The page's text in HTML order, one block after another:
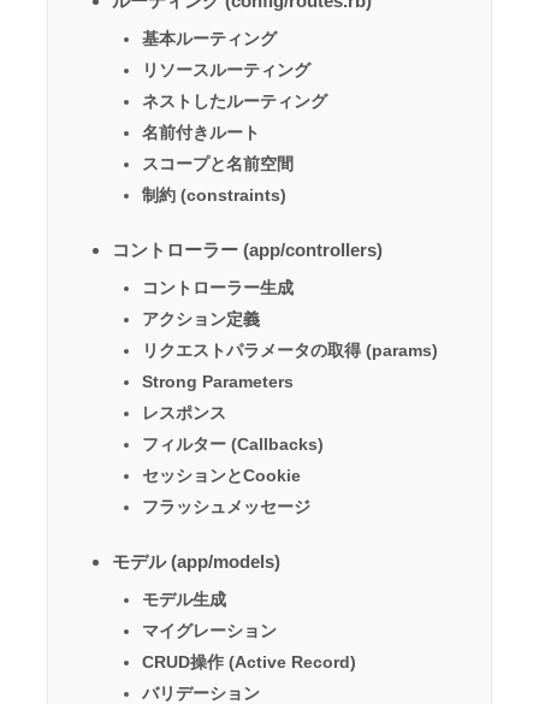
基本ルーティング
リソースルーティング
ネストしたルーティング
名前付きルート
スコープと名前空間
制約 (constraints)
コントローラー (app/controllers)
コントローラー生成
アクション定義
リクエストパラメータの取得 (params)
Strong Parameters
レスポンス
フィルター (Callbacks)
セッションとCookie
フラッシュメッセージ
モデル (app/models)
モデル生成
マイグレーション
CRUD操作 (Active Record)
バリデーション